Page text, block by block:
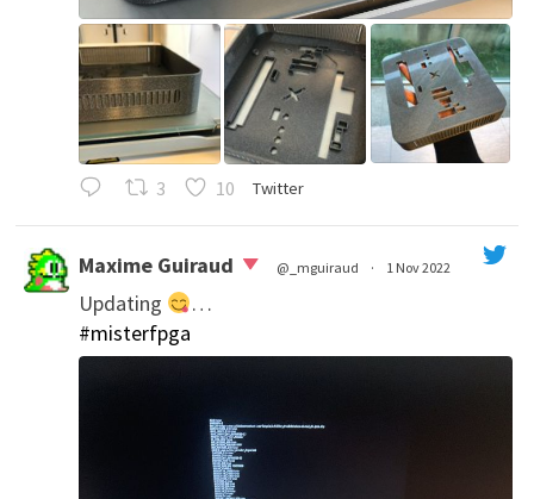
3 10 Twitter
Maxime Guiraud @_mguiraud · 1 Nov 2022
Updating
…
#misterfpga